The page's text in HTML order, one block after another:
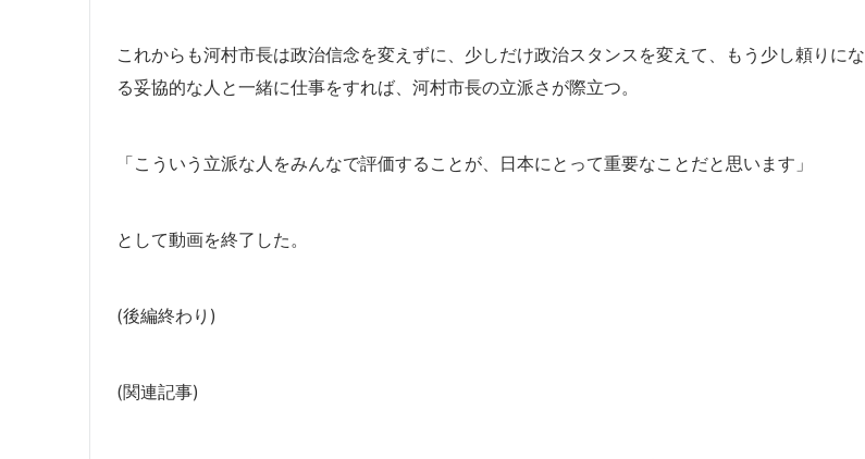
これからも河村市長は政治信念を変えずに、少しだけ政治スタンスを変えて、もう少し頼りにな
る妥協的な人と一緒に仕事をすれば、河村市長の立派さが際立つ。
「こういう立派な人をみんなで評価することが、日本にとって重要なことだと思います」
として動画を終了した。
(後編終わり)
(関連記事)